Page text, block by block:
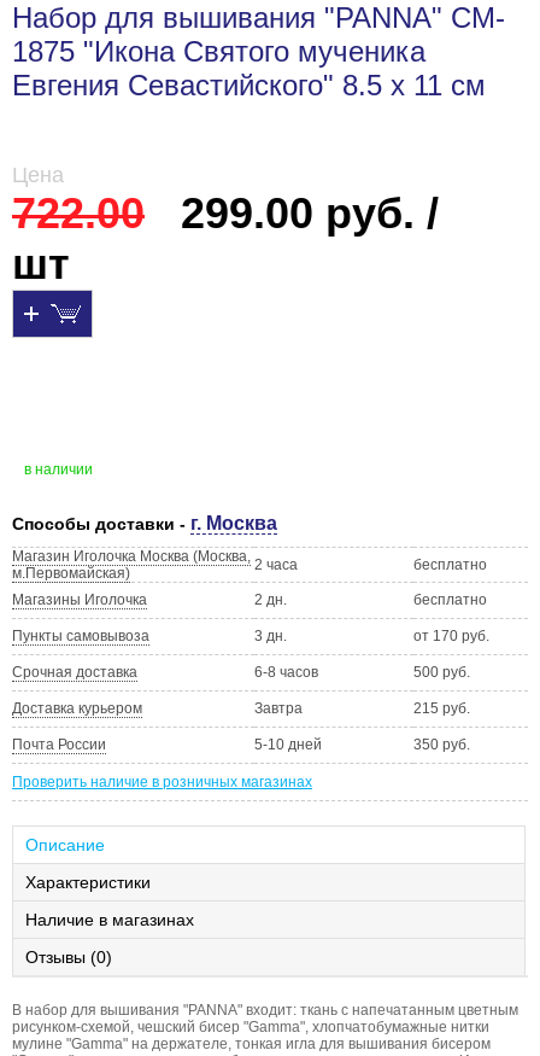
Набор для вышивания "PANNA" CM-
1875 "Икона Святого мученика
Евгения Севастийского" 8.5 х 11 см
Цена
722.00
299.00 руб. /
шт
в наличии
Способы доставки - г. Москва
Магазин Иголочка Москва (Москва,
м.Первомайская)
2 часа бесплатно
Магазины Иголочка 2 дн. бесплатно
Пункты самовывоза 3 дн. от 170 руб.
Срочная доставка 6-8 часов 500 руб.
Доставка курьером Завтра 215 руб.
Почта России 5-10 дней 350 руб.
Проверить наличие в розничных магазинах
Описание
Характеристики
Наличие в магазинах
Отзывы (0)
В набор для вышивания "PANNA" входит: ткань с напечатанным цветным
рисунком-схемой, чешский бисер "Gamma", хлопчатобумажные нитки
мулине "Gamma" на держателе, тонкая игла для вышивания бисером